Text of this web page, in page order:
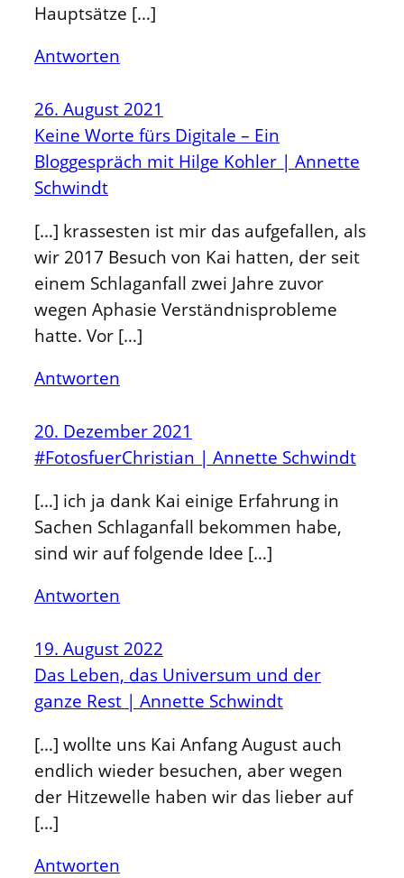
Hauptsätze […]
Antworten
26. August 2021
Keine Worte fürs Digitale – Ein
Bloggespräch mit Hilge Kohler | Annette
Schwindt
[…] krassesten ist mir das aufgefallen, als
wir 2017 Besuch von Kai hatten, der seit
einem Schlaganfall zwei Jahre zuvor
wegen Aphasie Verständnisprobleme
hatte. Vor […]
Antworten
20. Dezember 2021
#FotosfuerChristian | Annette Schwindt
[…] ich ja dank Kai einige Erfahrung in
Sachen Schlaganfall bekommen habe,
sind wir auf folgende Idee […]
Antworten
19. August 2022
Das Leben, das Universum und der
ganze Rest | Annette Schwindt
[…] wollte uns Kai Anfang August auch
endlich wieder besuchen, aber wegen
der Hitzewelle haben wir das lieber auf
[…]
Antworten